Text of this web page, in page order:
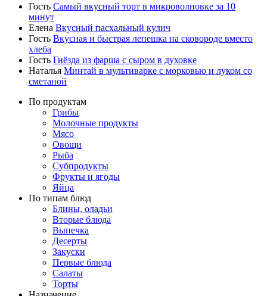
Гость Самый вкусный торт в микроволновке за 10
минут
Елена Вкусный пасхальный кулич
Гость Вкусная и быстрая лепешка на сковороде вместо
хлеба
Гость Гнёзда из фарша с сыром в духовке
Наталья Минтай в мультиварке с морковью и луком со
сметаной
По продуктам
Грибы
Молочные продукты
Мясо
Овощи
Рыба
Субпродукты
Фрукты и ягоды
Яйца
По типам блюд
Блины, оладьи
Вторые блюда
Выпечка
Десерты
Закуски
Первые блюда
Салаты
Торты